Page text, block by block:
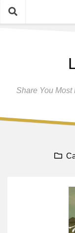
Skip
Disclaimer And
Share You